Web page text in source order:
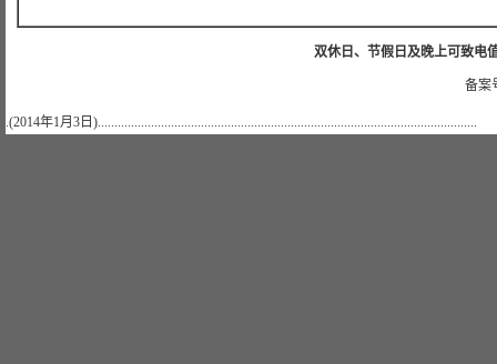
双休日、节假日及晚上可致电
备案
.(2014年1月3日)..................................................................................................................